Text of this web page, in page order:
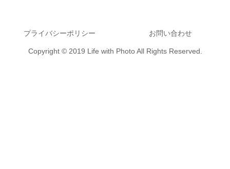
プライバシーポリシー お問い合わせ
Copyright © 2019 Life with Photo All Rights Reserved.